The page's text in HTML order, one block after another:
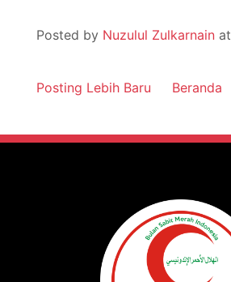
Posted by Nuzulul Zulkarnain at
Posting Lebih Baru Beranda